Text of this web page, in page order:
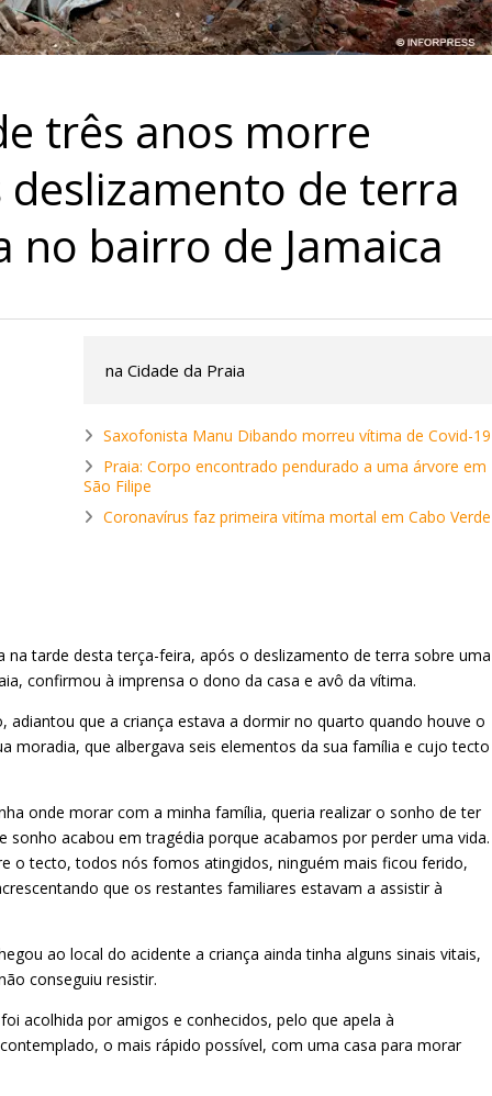
três anos morre
de terra
no bairro de Jamaica
na Cidade da Praia
Saxofonista Manu Dibando morreu vítima de Covid-19
Praia: Corpo encontrado pendurado a uma árvore em
São Filipe
Coronavírus faz primeira vitíma mortal em Cabo Verde
tarde desta terça-feira, após o deslizamento de terra sobre uma
confirmou à imprensa o dono da casa e avô da vítima.
adiantou que a criança estava a dormir no quarto quando houve o
moradia, que albergava seis elementos da sua família e cujo tecto
onde morar com a minha família, queria realizar o sonho de ter
sonho acabou em tragédia porque acabamos por perder uma vida.
o tecto, todos nós fomos atingidos, ninguém mais ficou ferido,
que os restantes familiares estavam a assistir à
ao local do acidente a criança ainda tinha alguns sinais vitais,
conseguiu resistir.
acolhida por amigos e conhecidos, pelo que apela à
o mais rápido possível, com uma casa para morar